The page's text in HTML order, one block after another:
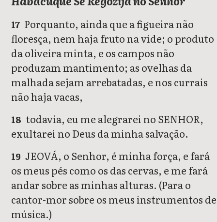
17 Porquanto, ainda que a figueira não
floresça, nem haja fruto na vide; o produto
da oliveira minta, e os campos não
produzam mantimento; as ovelhas da
malhada sejam arrebatadas, e nos currais
não haja vacas,
18 todavia, eu me alegrarei no SENHOR,
exultarei no Deus da minha salvação.
19 JEOVÁ, o Senhor, é minha força, e fará
os meus pés como os das cervas, e me fará
andar sobre as minhas alturas. (Para o
cantor-mor sobre os meus instrumentos de
música.)